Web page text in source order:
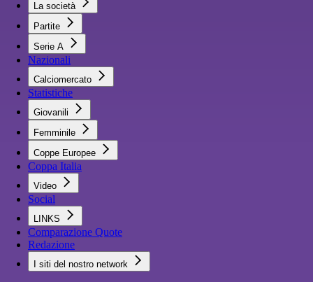
La società
Partite
Serie A
Nazionali
Calciomercato
Statistiche
Giovanili
Femminile
Coppe Europee
Coppa Italia
Video
Social
LINKS
Comparazione Quote
Redazione
I siti del nostro network